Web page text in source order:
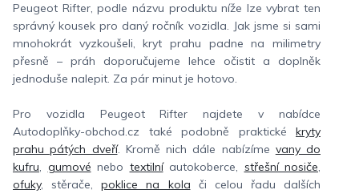
Peugeot Rifter, podle názvu produktu níže lze vybrat ten
správný kousek pro daný ročník vozidla. Jak jsme si sami
mnohokrát vyzkoušeli, kryt prahu padne na milimetry
přesně – práh doporučujeme lehce očistit a doplněk
jednoduše nalepit. Za pár minut je hotovo.
Pro vozidla Peugeot Rifter najdete v nabídce
Autodoplňky-obchod.cz také podobně praktické kryty
prahu pátých dveří. Kromě nich dále nabízíme vany do
kufru, gumové nebo textilníautokoberce, střešní nosiče,
ofuky, stěrače,poklice na kola či celou řadu dalších